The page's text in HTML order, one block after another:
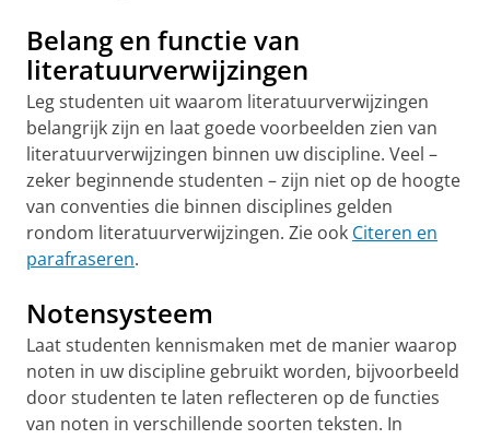
Belang en functie van
literatuurverwijzingen
Leg studenten uit waarom literatuurverwijzingen
belangrijk zijn en laat goede voorbeelden zien van
literatuurverwijzingen binnen uw discipline. Veel –
zeker beginnende studenten – zijn niet op de hoogte
van conventies die binnen disciplines gelden
rondom literatuurverwijzingen. Zie ook Citeren en
parafraseren.
Notensysteem
Laat studenten kennismaken met de manier waarop
noten in uw discipline gebruikt worden, bijvoorbeeld
door studenten te laten reflecteren op de functies
van noten in verschillende soorten teksten. In